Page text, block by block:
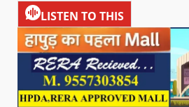
LISTEN TO THIS